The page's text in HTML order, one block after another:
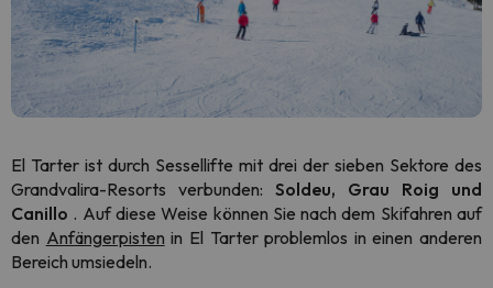
El Tarter ist durch Sessellifte mit drei der sieben Sektore des
Grandvalira-Resorts verbunden: Soldeu, Grau Roig und
Canillo . Auf diese Weise können Sie nach dem Skifahren auf
den Anfängerpisten in El Tarter problemlos in einen anderen
Bereich umsiedeln.